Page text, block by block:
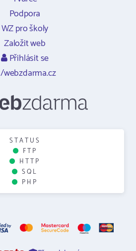
Podpora
WZ pro školy
Založit web
Přihlásit se
/webzdarma.cz
STATUS
FTP
HTTP
SQL
PHP